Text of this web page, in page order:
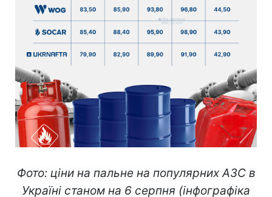
Фото: ціни на пальне на популярних АЗС в
Україні станом на 6 серпня (інфографіка